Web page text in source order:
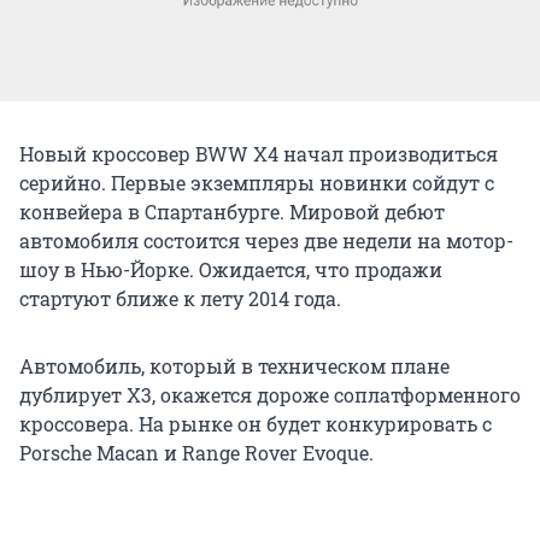
Новый кроссовер BWW X4 начал производиться
серийно. Первые экземпляры новинки сойдут с
конвейера в Спартанбурге. Мировой дебют
автомобиля состоится через две недели на мотор-
шоу в Нью-Йорке. Ожидается, что продажи
стартуют ближе к лету 2014 года.
Автомобиль, который в техническом плане
дублирует X3, окажется дороже соплатформенного
кроссовера. На рынке он будет конкурировать с
Porsche Macan и Range Rover Evoque.